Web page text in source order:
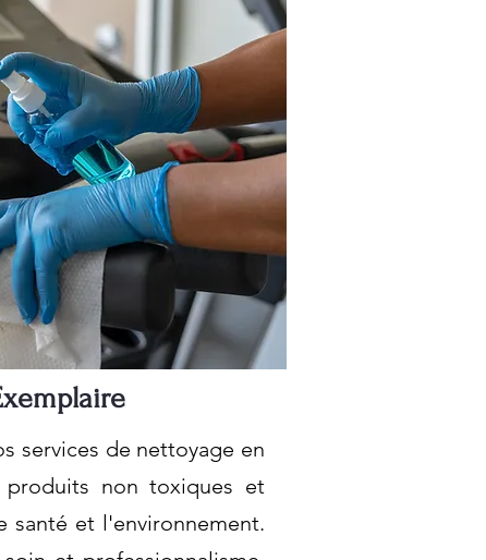
services de nettoyage en
produits non toxiques et
santé et l'environnement.